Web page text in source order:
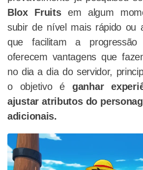
Blox Fruitsem algum
subir de nível mais rápido ou
que facilitam a
oferecem vantagens que
no dia a dia do servidor,
o objetivo éganhar
ajustar atributos do
adicionais.